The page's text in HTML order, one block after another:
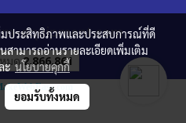
equipment.com
มด 2,866,861
มประสิทธิภาพและประสบการณ์ที่ดี
สามารถอ่านรายละเอียดเพิ่มเติม
ะนโยบายคุกกี้
ยอมรับทั้งหมด